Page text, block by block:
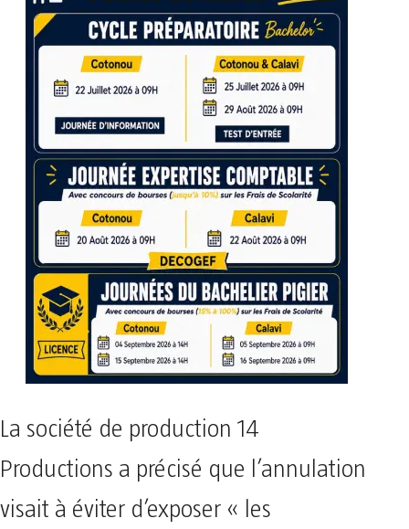
La société de production 14
Productions a précisé que l’annulation
visait à éviter d’exposer « les